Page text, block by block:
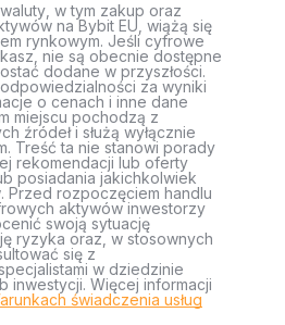
w tym zakup oraz
na Bybit EU, wiążą się
rynkowym. Jeśli cyfrowe
nie są obecnie dostępne
dodane w przyszłości.
za wyniki
o cenach i inne dane
miejscu pochodzą z
źródeł i służą wyłącznie
Treść ta nie stanowi porady
rekomendacji lub oferty
posiadania jakichkolwiek
Przed rozpoczęciem handlu
aktywów inwestorzy
swoją sytuację
ryzyka oraz, w stosownych
się z
w dziedzinie
inwestycji. Więcej informacji
świadczenia usług